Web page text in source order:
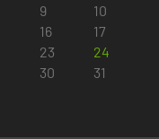
9
10
16
17
23
24
30 31